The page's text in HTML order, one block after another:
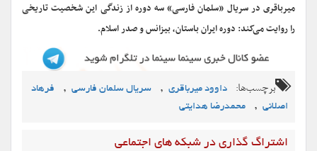
میرباقری در سریال «سلمان فارسی» سه دوره از زندگی این شخصیت تاریخی
را روایت می‌کند: دوره ایران باستان، بیزانس و صدر اسلام.
برچسب‌ها: داوود میرباقری , سریال سلمان فارسی ,
فرهاد
اصلانی , محمدرضا هدایتی
اشتراگ گذاری در شبکه های اجتماعی